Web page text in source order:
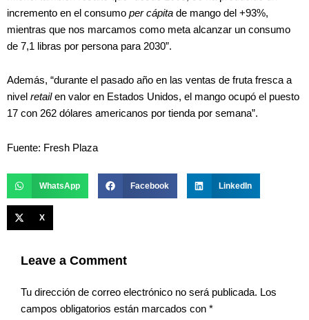
incremento en el consumo per cápita de mango del +93%,
mientras que nos marcamos como meta alcanzar un consumo
de 7,1 libras por persona para 2030”.
Además, “durante el pasado año en las ventas de fruta fresca a
nivel retailen valor en Estados Unidos, el mango ocupó el puesto
17 con 262 dólares americanos por tienda por semana”.
Fuente: Fresh Plaza
WhatsApp Facebook LinkedIn
X
Leave a Comment
Tu dirección de correo electrónico no será publicada. Los
campos obligatorios están marcados con *